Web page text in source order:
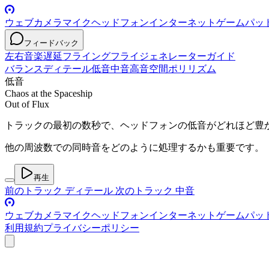
ウェブカメラマイクヘッドフォンインターネット ゲームパッ
フィードバック
左右音楽遅延フライングフライ ジェネレーターガイド
バランスディテール低音中音高音空間ポリリズム
低音
Chaos at the Spaceship
Out of Flux
トラックの最初の数秒で、ヘッドフォンの低音がどれほど豊
他の周波数での同時音をどのように処理するかも重要です。
再生
前のトラック ディテール 次のトラック 中音
ウェブカメラマイクヘッドフォンインターネット ゲームパッ
利用規約プライバシーポリシー